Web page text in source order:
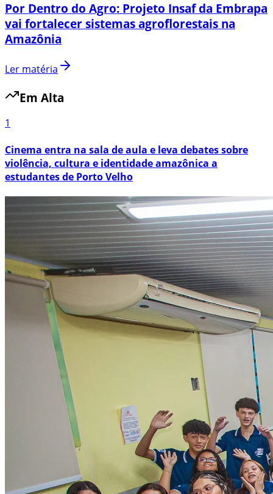
Por Dentro do Agro: Projeto Insaf da Embrapa
vai fortalecer sistemas agroflorestais na
Amazônia
Ler matéria
Em Alta
1
Cinema entra na sala de aula e leva debates sobre
violência, cultura e identidade amazônica a
estudantes de Porto Velho